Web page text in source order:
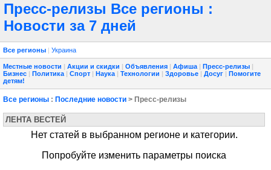
Пресс-релизы Все регионы :
Новости за 7 дней
Все регионы | Украина
Местные новости | Акции и скидки | Объявления | Афиша | Пресс-релизы |
Бизнес | Политика | Спорт | Наука | Технологии | Здоровье | Досуг | Помогите
детям!
Все регионы : Последние новости > Пресс-релизы
ЛЕНТА ВЕСТЕЙ
Нет статей в выбранном регионе и категории.
Попробуйте изменить параметры поиска